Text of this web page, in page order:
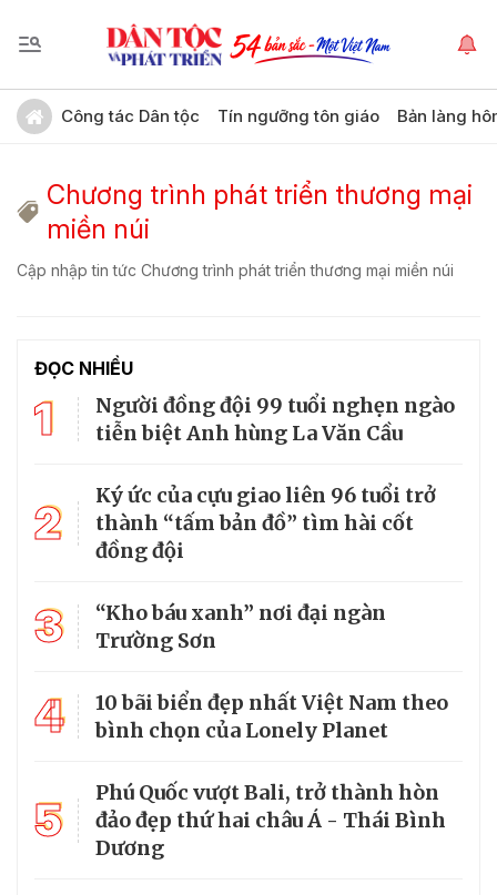
Công tác Dân tộc Tín ngưỡng tôn giáo Bản làng
Chương trình phát triển thương mại
miền núi
Cập nhập tin tức Chương trình phát triển thương mại miền núi
ĐỌC NHIỀU
1
Người đồng đội 99 tuổi nghẹn ngào
tiễn biệt Anh hùng La Văn Cầu
2
Ký ức của cựu giao liên 96 tuổi trở
thành “tấm bản đồ” tìm hài cốt
đồng đội
3
“Kho báu xanh” nơi đại ngàn
Trường Sơn
4
10 bãi biển đẹp nhất Việt Nam theo
bình chọn của Lonely Planet
5
Phú Quốc vượt Bali, trở thành hòn
đảo đẹp thứ hai châu Á - Thái Bình
Dương